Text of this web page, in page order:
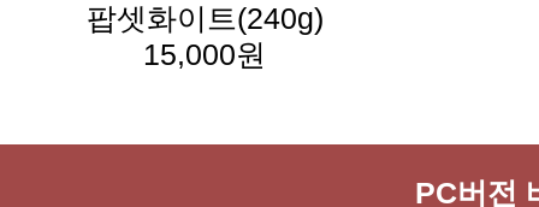
팝셋화이트(240g)
15,000원
PC버전